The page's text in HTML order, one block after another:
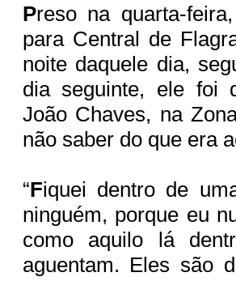
Preso na quarta-
para Central de
noite daquele dia,
dia seguinte, ele foi
João Chaves, na
não saber do que era
“Fiquei dentro de
ninguém, porque eu
como aquilo lá
aguentam. Eles são